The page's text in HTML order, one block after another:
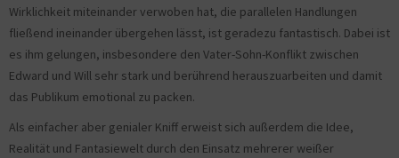
Wirklichkeit miteinander verwoben hat, die parallelen Handlungen
fließend ineinander übergehen lässt, ist geradezu fantastisch. Dabei ist
es ihm gelungen, insbesondere den Vater-Sohn-Konflikt zwischen
Edward und Will sehr stark und berührend herauszuarbeiten und damit
das Publikum emotional zu packen.
Als einfacher aber genialer Kniff erweist sich außerdem die Idee,
Realität und Fantasiewelt durch den Einsatz mehrerer weißer